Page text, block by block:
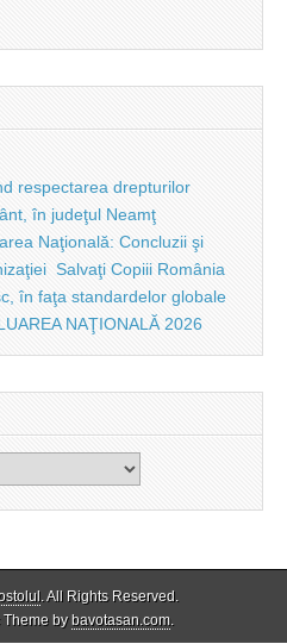
respectarea drepturilor
în judeţul Neamţ
Naţională: Concluzii şi
Salvaţi Copiii România
în faţa standardelor globale
NAŢIONALĂ 2026
. All Rights Reserved.
Theme bybavotasan.com.